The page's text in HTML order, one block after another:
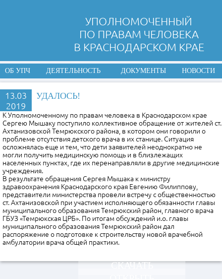
УПОЛНОМОЧЕННЫЙ
ПО ПРАВАМ ЧЕЛОВЕКА
В КРАСНОДАРСКОМ КРАЕ
ОБ УПЧ ДЕЯТЕЛЬНОСТЬ ДОКУМЕНТЫ НОВОСТИ
13.03
2019
УДАЛОСЬ!
К Уполномоченному по правам человека в Краснодарском крае
Сергею Мышаку поступило коллективное обращение от жителей ст.
Ахтанизовской Темрюкского района, в котором они говорили о
проблеме отсутствия детского врача в их станице. Ситуация
осложнялась еще и тем, что дети заявителей неоднократно не
могли получить медицинскую помощь и в близлежащих
населенных пунктах, где их перенаправляли в другие медицинские
учреждения.
В результате обращения Сергея Мышака к министру
здравоохранения Краснодарского края Евгению Филиппову,
представители министерства провели встречу с общественностью
ст. Ахтанизовской при участием исполняющего обязанности главы
муниципального образования Темрюкский район, главного врача
ГБУЗ «Темрюкская ЦРБ». По итогам обсуждений и.о. главы
муниципального образования Темрюкский район дал
распоряжение о подготовке к строительству новой врачебной
амбулатории врача общей практики.
СКАЧАТЬ